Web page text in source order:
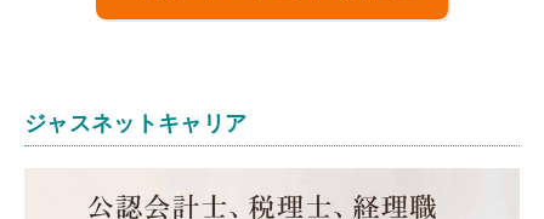
ジャスネットキャリア